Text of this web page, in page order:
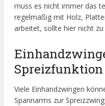
muss es nicht immer das
regelmäßig mit Holz,
arbeitet, sollte hier nicht zu
Spreizfunktion
Viele Einhandzwingen
Spannarms zur